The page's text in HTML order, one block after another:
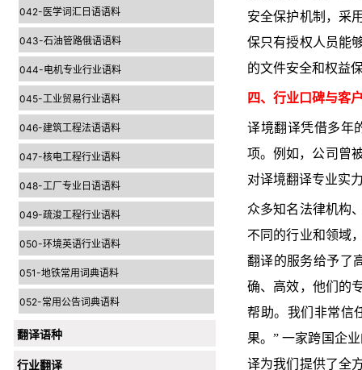
042-医学词汇日语语料
043-石油管路俄语语料
044-电机专业行业语料
045-工业贸易行业语料
046-建筑工程法语语料
047-核电工程行业语料
048-工厂专业日语语料
049-疏浚工程行业语料
050-环境英语行业语料
051-地铁常用词典语料
052-常用公告词典语料
翻译语种
行业翻译
安全保护机制，采
保只有授权人员能
的文件安全和权益
四、行业口碑与客
译境翻译凭借多年
项。例如，公司曾
对译境翻译专业实
众多知名法律机构
不同的行业和领域
翻译的服务给予了
确、高效，他们的
帮助。我们非常信
果。” 一家跨国企
译为我们提供了全